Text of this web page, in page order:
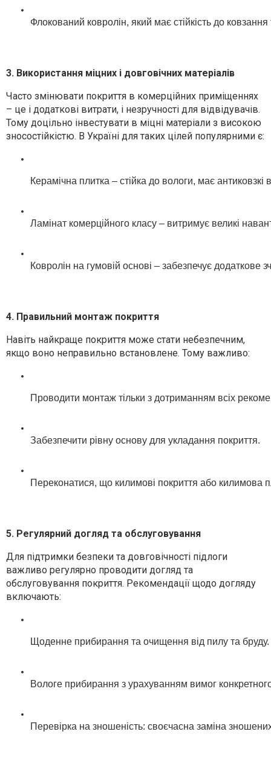
Флокований ковролін, який має стійкість до
3. Використання міцних і довговічних матеріалів
Часто змінювати покриття в комерційних приміщеннях
– це і додаткові витрати, і незручності для відвідувачів.
Тому доцільно інвестувати в міцні матеріали з високою
зносостійкістю. В Україні для таких цілей популярними є:
Керамічна плитка – стійка до вологи, має антиковзкі
Ламінат комерційного класу – витримує великі
Ковролін на гумовій основі – забезпечує додаткове
4. Правильний монтаж покриття
Навіть найкраще покриття може стати небезпечним,
якщо воно неправильно встановлене. Тому важливо:
Проводити монтаж тільки з дотриманням всіх
Забезпечити рівну основу для укладання покриття.
Переконатися, що килимові покриття або килимова
5. Регулярний догляд та обслуговування
Для підтримки безпеки та довговічності підлоги
важливо регулярно проводити догляд та
обслуговування покриття. Рекомендації щодо догляду
включають:
Щоденне прибирання та очищення від пилу та бруду.
Вологе прибирання з урахуванням вимог
Перевірка на зношеність: своєчасна заміна